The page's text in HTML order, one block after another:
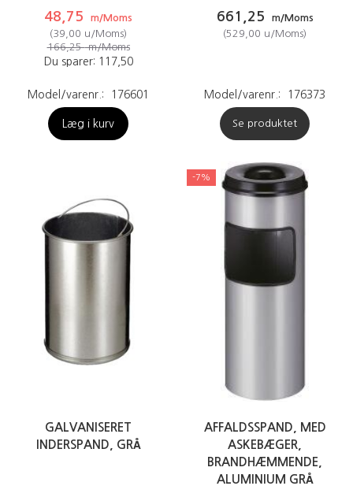
48,75
m/Moms
(39,00 u/Moms)
166,25m/Moms
Du sparer: 117,50
Model/varenr.: 176601
Læg i kurv
661,25
m/Moms
(529,00 u/Moms)
Model/varenr.: 176373
Se produktet
GALVANISERET
INDERSPAND, GRÅ
-7%
AFFALDSSPAND, MED
ASKEBÆGER,
BRANDHÆMMENDE,
ALUMINIUM GRÅ